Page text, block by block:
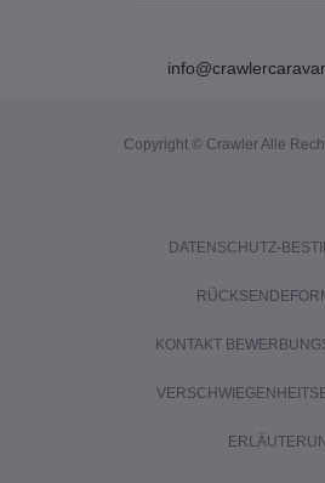
Copyright © Crawler Alle
DATENSCHUTZ-
KONTAKT